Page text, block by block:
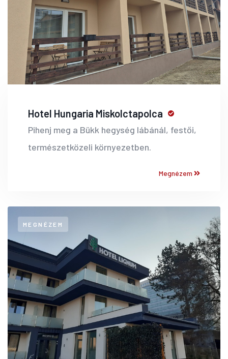
Hotel Hungaria Miskolctapolca
Pihenj meg a Bükk hegység lábánál, festői,
természetközeli környezetben.
Megnézem
MEGNÉZEM